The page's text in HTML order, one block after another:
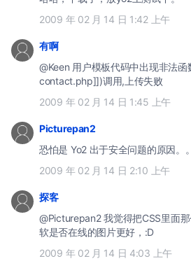
2009 年 02 月 14 日 1:42 上午
有啊
@Keen 用户模板代码中出现非法
contact.php]])调用,上传失败
2009 年 02 月 14 日 1:45 上午
Picturepan2
恐怕是 Yo2 出于安全问题的原因。。
2009 年 02 月 14 日 2:10 上午
探客
@Picturepan2 我觉得把CSS里面
软是否在线的图片更好，:D
2009 年 02 月 14 日 4:03 上午